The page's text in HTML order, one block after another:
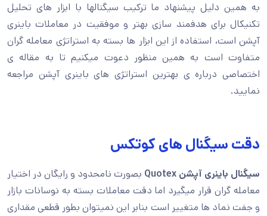
به همین دلیل پیشنهاد ما ترکیب سیگنالها با ابزار های تحلیل
تکنیکال برای هدفمند سازی بهتر و موفقیت در معاملات باینری
آپشن است، استفاده از این ابزار ها بسته به استراتژی معامله گران
متفاوت است به همین منظور دعوت میکنیم تا به مقاله ی
اختصاصی درباره ی بهترین استراتژی های باینری آپشن مراجعه
نمایید.
دقت سیگنال های کوتکس
سیگنال باینری آپشن Quotex
بصورت نامحدود و رایگان در اختیار
معامله گران قرار میگیرد اما دقت معاملات بسته به نوسانات بازار
و جفت نماد ها متغییر است بنابر این نمیتوان بطور قطعی مقداری